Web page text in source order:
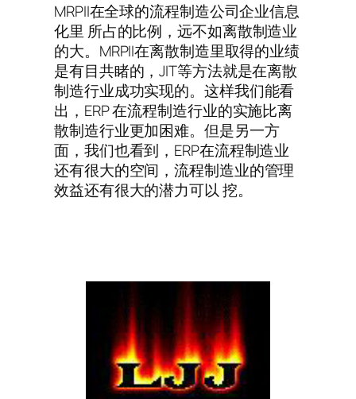
MRPII在全球的流程制造公司企业信息
化里 所占的比例，远不如离散制造业
的大。MRPII在离散制造里取得的业绩
是有目共睹的，JIT等方法就是在离散
制造行业成功实现的。这样我们能看
出，ERP 在流程制造行业的实施比离
散制造行业更加困难。但是另一方
面，我们也看到，ERP在流程制造业
还有很大的空间，流程制造业的管理
效益还有很大的潜力可以 挖。